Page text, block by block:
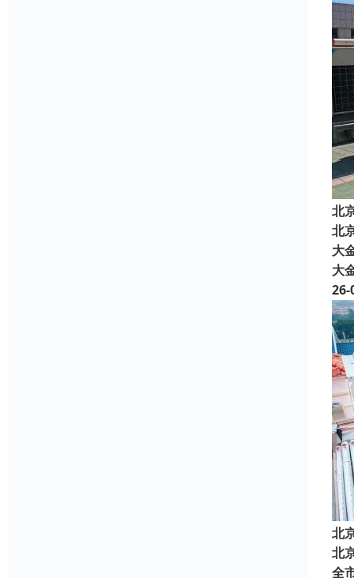
北
北
大
大
26-
北
北
全